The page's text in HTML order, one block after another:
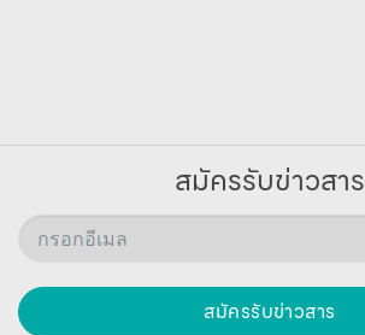
สมัครรับข่าวสาร
สมัครรับข่าวสาร